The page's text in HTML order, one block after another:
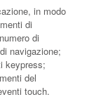
in modo
di
di
navigazione;
keypress;
del
touch.